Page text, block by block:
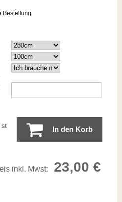
Bestellung
st In den Korb
inkl. Mwst: 23,00 €